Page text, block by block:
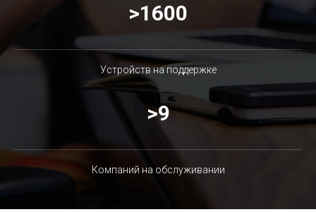
>1600
Устройств на поддержке
>9
Компаний на обслуживании